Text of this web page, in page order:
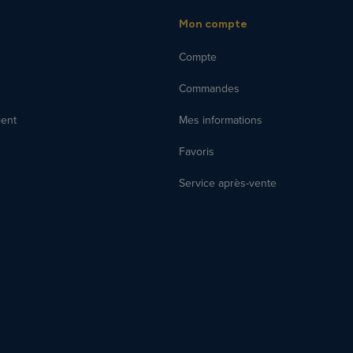
Mon compte
Compte
Commandes
Mes informations
Favoris
Service après-vente